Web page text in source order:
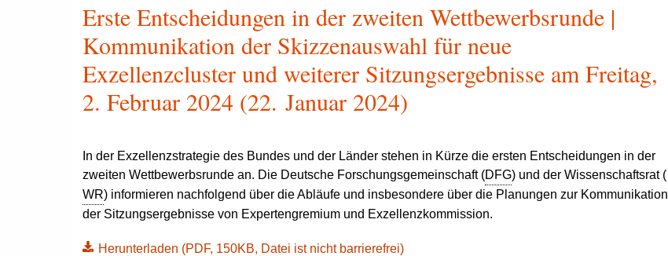
Erste Entscheidungen in der zweiten Wettbewerbsrunde |
Kommunikation der Skizzenauswahl für neue
Exzellenzcluster und weiterer Sitzungsergebnisse am Freitag,
2. Februar 2024 (22. Januar 2024)
In der Exzellenzstrategie des Bundes und der Länder stehen in Kürze die ersten Entscheidungen in der
zweiten Wettbewerbsrunde an. Die Deutsche Forschungsgemeinschaft (DFG) und der Wissenschaftsrat (
WR) informieren nachfolgend über die Abläufe und insbesondere über die Planungen zur Kommunikation
der Sitzungsergebnisse von Expertengremium und Exzellenzkommission.
Herunterladen (PDF, 150KB, Datei ist nicht barrierefrei)